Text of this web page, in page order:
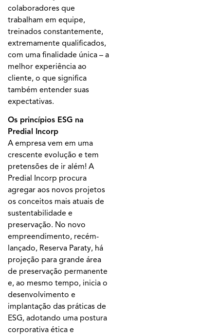
colaboradores que
trabalham em equipe,
treinados constantemente,
extremamente qualificados,
com uma finalidade única – a
melhor experiência ao
cliente, o que significa
também entender suas
expectativas.
Os princípios ESG na
Predial Incorp
A empresa vem em uma
crescente evolução e tem
pretensões de ir além! A
Predial Incorp procura
agregar aos novos projetos
os conceitos mais atuais de
sustentabilidade e
preservação. No novo
empreendimento, recém-
lançado, Reserva Paraty, há
projeção para grande área
de preservação permanente
e, ao mesmo tempo, inicia o
desenvolvimento e
implantação das práticas de
ESG, adotando uma postura
corporativa ética e